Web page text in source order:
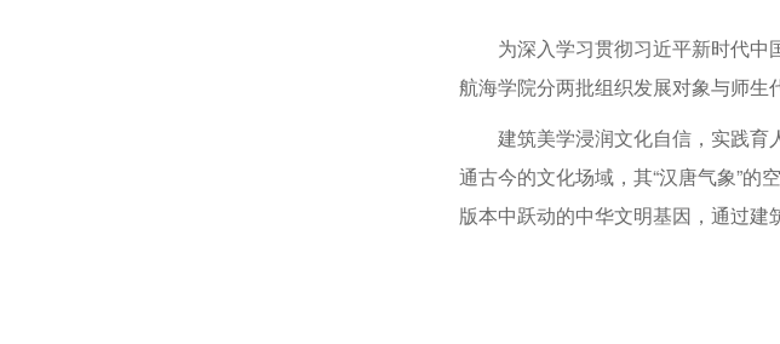
为深入学习贯彻习近平新时代
航海学院分两批组织发展对象与师生
建筑美学浸润文化自信，实践育
通古今的文化场域，其“汉唐气象”
版本中跃动的中华文明基因，通过建